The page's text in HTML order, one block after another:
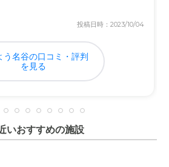
た印象では、少し年金だけでは高い
していただくのでしょうがないか
いと思う
投稿日時：2023/10/04
う名谷の口コミ・評判
を見る
いおすすめの施設